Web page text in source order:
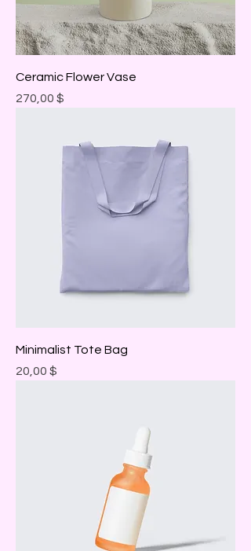
Ceramic Flower Vase
Prix
270,00 $
Minimalist Tote Bag
Prix
20,00 $